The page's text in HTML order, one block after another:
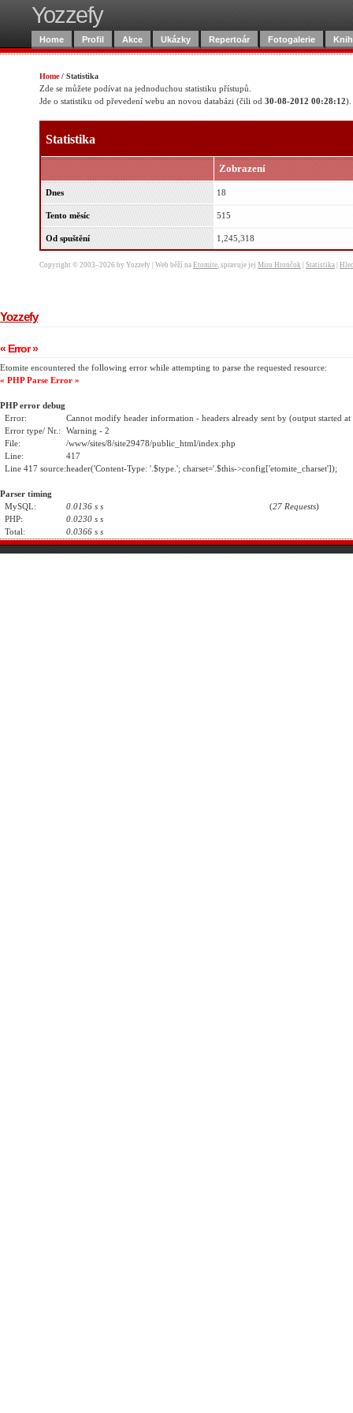
Yozzefy
Home Profil Akce Ukázky Repertoár Fotogalerie
Home/ Statistika
Zde se můžete podívat na jednoduchou statistiku přístupů.
Jde o statistiku od převedení webu an novou databázi (čili od 30-08-2012 00:28:12).
Statistika
Zobrazení
Dnes 18
Tento měsíc 515
Od spuštění 1,245,318
Copyright © 2003–2026 by Yozzefy | Web běží na Etomite , spravuje jej Miro Hrončok Statistika
Yozzefy
« Error »
Etomite encountered the following error while attempting to parse the requested resource:
« PHP Parse Error »
PHP error debug
Error:
Cannot modify header information - headers already sent by (output started
Error type/ Nr.:
Warning - 2
File:
/www/sites/8/site29478/public_html/index.php
Line:
417
Line 417 source:header('Content-Type: '.$type.'; charset='.$this->config['etomite_charset']);
Parser timing
MySQL:
0.0136 s s (27 Requests)
PHP:
0.0230 s s
Total:
0.0366 s s